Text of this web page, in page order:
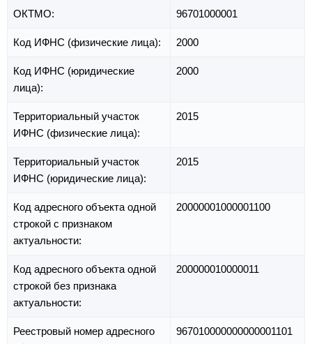
ОКТМО: 96701000001
Код ИФНС (физические лица): 2000
Код ИФНС (юридические
лица):
2000
Территориальный участок
ИФНС (физические лица):
2015
Территориальный участок
ИФНС (юридические лица):
2015
Код адресного объекта одной
строкой с признаком
актуальности:
20000001000001100
Код адресного объекта одной
строкой без признака
актуальности:
200000010000011
Реестровый номер адресного
967010000000000001101